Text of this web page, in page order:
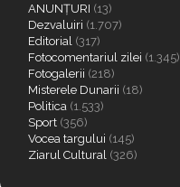
ANUNȚURI (13)
Dezvaluiri (1.707)
Editorial (317)
Fotocomentariul zilei (1.345)
Fotogalerii (218)
Misterele Dunarii (18)
Politica (1.533)
Sport (356)
Vocea targului (145)
Ziarul Cultural (326)